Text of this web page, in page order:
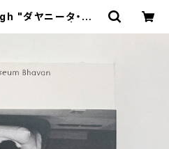
ダヤニータ・シン